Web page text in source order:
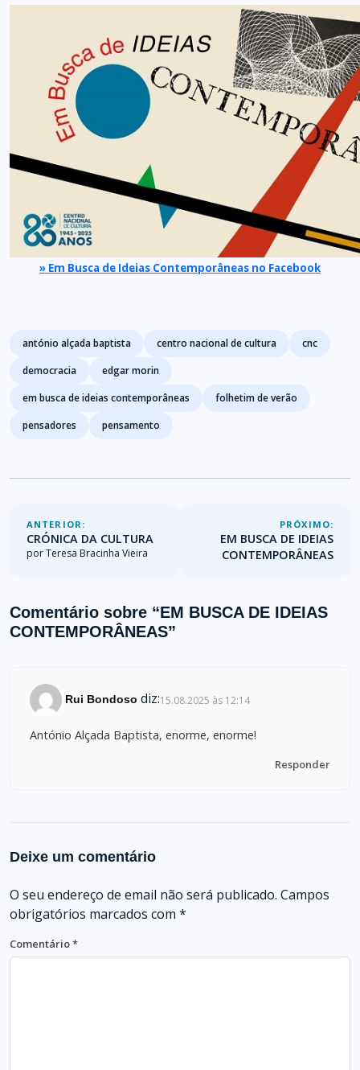
» Em Busca de Ideias Contemporâneas no Facebook
Tags
antónio alçada baptista centro nacional de cultura
cnc
democracia
edgar morin
em busca de ideias contemporâneas
folhetim de verão
pensadores
pensamento
ANTERIOR:
CRÓNICA DA CULTURA
por Teresa Bracinha Vieira
PRÓXIMO:
EM BUSCA DE IDEIAS
CONTEMPORÂNEAS
Comentário sobre “EM BUSCA DE IDEIAS
CONTEMPORÂNEAS”
Rui Bondoso diz:15.08.2025 às 12:14
António Alçada Baptista, enorme, enorme!
Responder
Deixe um comentário
O seu endereço de email não será publicado. Campos
obrigatórios marcados com *
Comentário*